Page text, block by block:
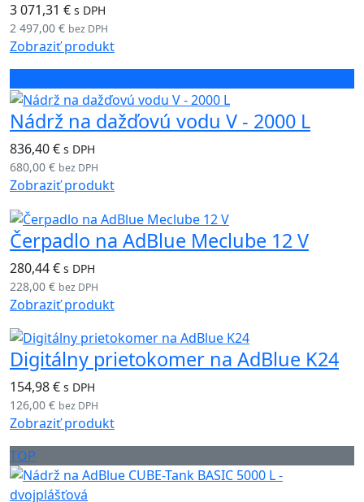
3 071,31 € s DPH
2 497,00 € bez DPH
Zobraziť produkt
Nádrž na dažďovú vodu V - 2000 L
836,40 € s DPH
680,00 € bez DPH
Zobraziť produkt
Čerpadlo na AdBlue Meclube 12 V
280,44 € s DPH
228,00 € bez DPH
Zobraziť produkt
Digitálny prietokomer na AdBlue K24
154,98 € s DPH
126,00 € bez DPH
Zobraziť produkt
TOP